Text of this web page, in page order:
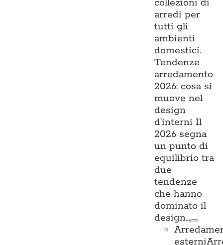
collezioni di
arredi per
tutti gli
ambienti
domestici.
Tendenze
arredamento
2026: cosa si
muove nel
design
d’interni Il
2026 segna
un punto di
equilibrio tra
due
tendenze
che hanno
dominato il
design…
esterni